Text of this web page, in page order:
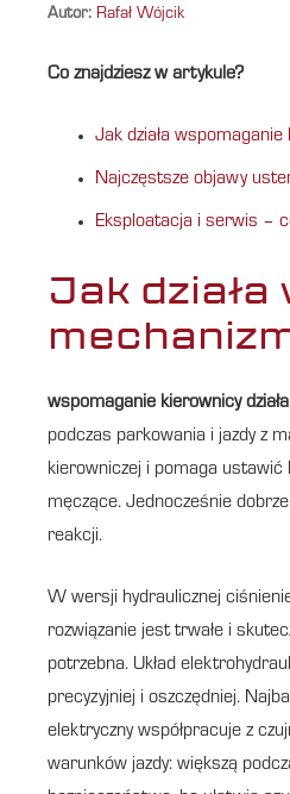
Autor: Rafał Wójcik
Co znajdziesz w artykule?
Jak działa
Najczęstsze objawy
Eksploatacja i serwis –
Jak
wspomaganie kierownicy
podczas parkowania i jazdy z
kierowniczej i pomaga ustawić
męczące. Jednocześnie
reakcji.
W wersji hydraulicznej
rozwiązanie jest trwałe i
potrzebna. Układ
precyzyjniej i oszczędniej.
elektryczny współpracuje z
warunków jazdy: większą